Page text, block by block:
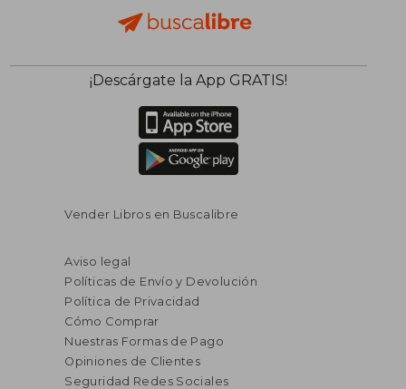
¡Descárgate la App GRATIS!
Vender Libros en Buscalibre
Aviso legal
Políticas de Envío y Devolución
Política de Privacidad
Cómo Comprar
Nuestras Formas de Pago
Opiniones de Clientes
Seguridad Redes Sociales